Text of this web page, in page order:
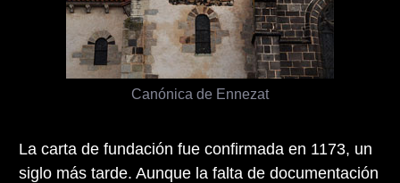
Canónica de Ennezat
La carta de fundación fue confirmada en 1173, un
siglo más tarde. Aunque la falta de documentación